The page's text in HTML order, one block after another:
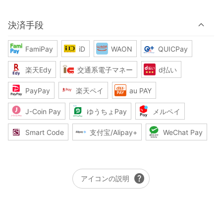
決済手段
FamiPay iD WAON QUICPay
楽天Edy 交通系電子マネー d払い
PayPay 楽天ペイ au PAY
J-Coin Pay ゆうちょPay メルペイ
Smart Code 支付宝/Alipay+ WeChat Pay
アイコンの説明 help